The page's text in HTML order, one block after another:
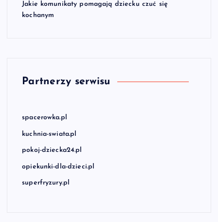
Jakie komunikaty pomagają dziecku czuć się
kochanym
Partnerzy serwisu
spacerowka.pl
kuchnia-swiata.pl
pokoj-dziecka24.pl
opiekunki-dla-dzieci.pl
superfryzury.pl